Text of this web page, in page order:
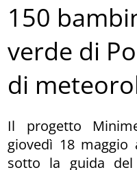
150
verde di
di
Il progetto
giovedì 18 maggio
sotto la guida del